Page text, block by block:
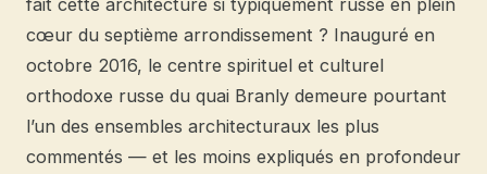
cœur du septième arrondissement ? Inauguré en
octobre 2016, le centre spirituel et culturel
orthodoxe russe du quai Branly demeure pourtant
l’un des ensembles architecturaux les plus
commentés — et les moins expliqués en profondeur